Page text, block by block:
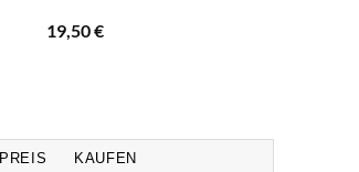
19,50€
PREIS KAUFEN